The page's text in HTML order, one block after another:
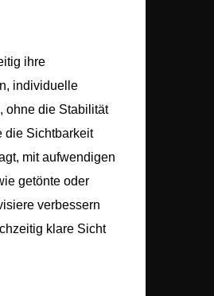
ihre
individuelle
ohne die Stabilität
die Sichtbarkeit
mit aufwendigen
getönte oder
verbessern
klare Sicht